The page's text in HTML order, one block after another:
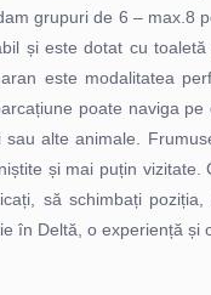
grupuri de 6 – max.8
și este dotat cu
este modalitatea
poate naviga
alte animale.
și mai puțin vizitate.
să schimbați
în Deltă, o experiență și